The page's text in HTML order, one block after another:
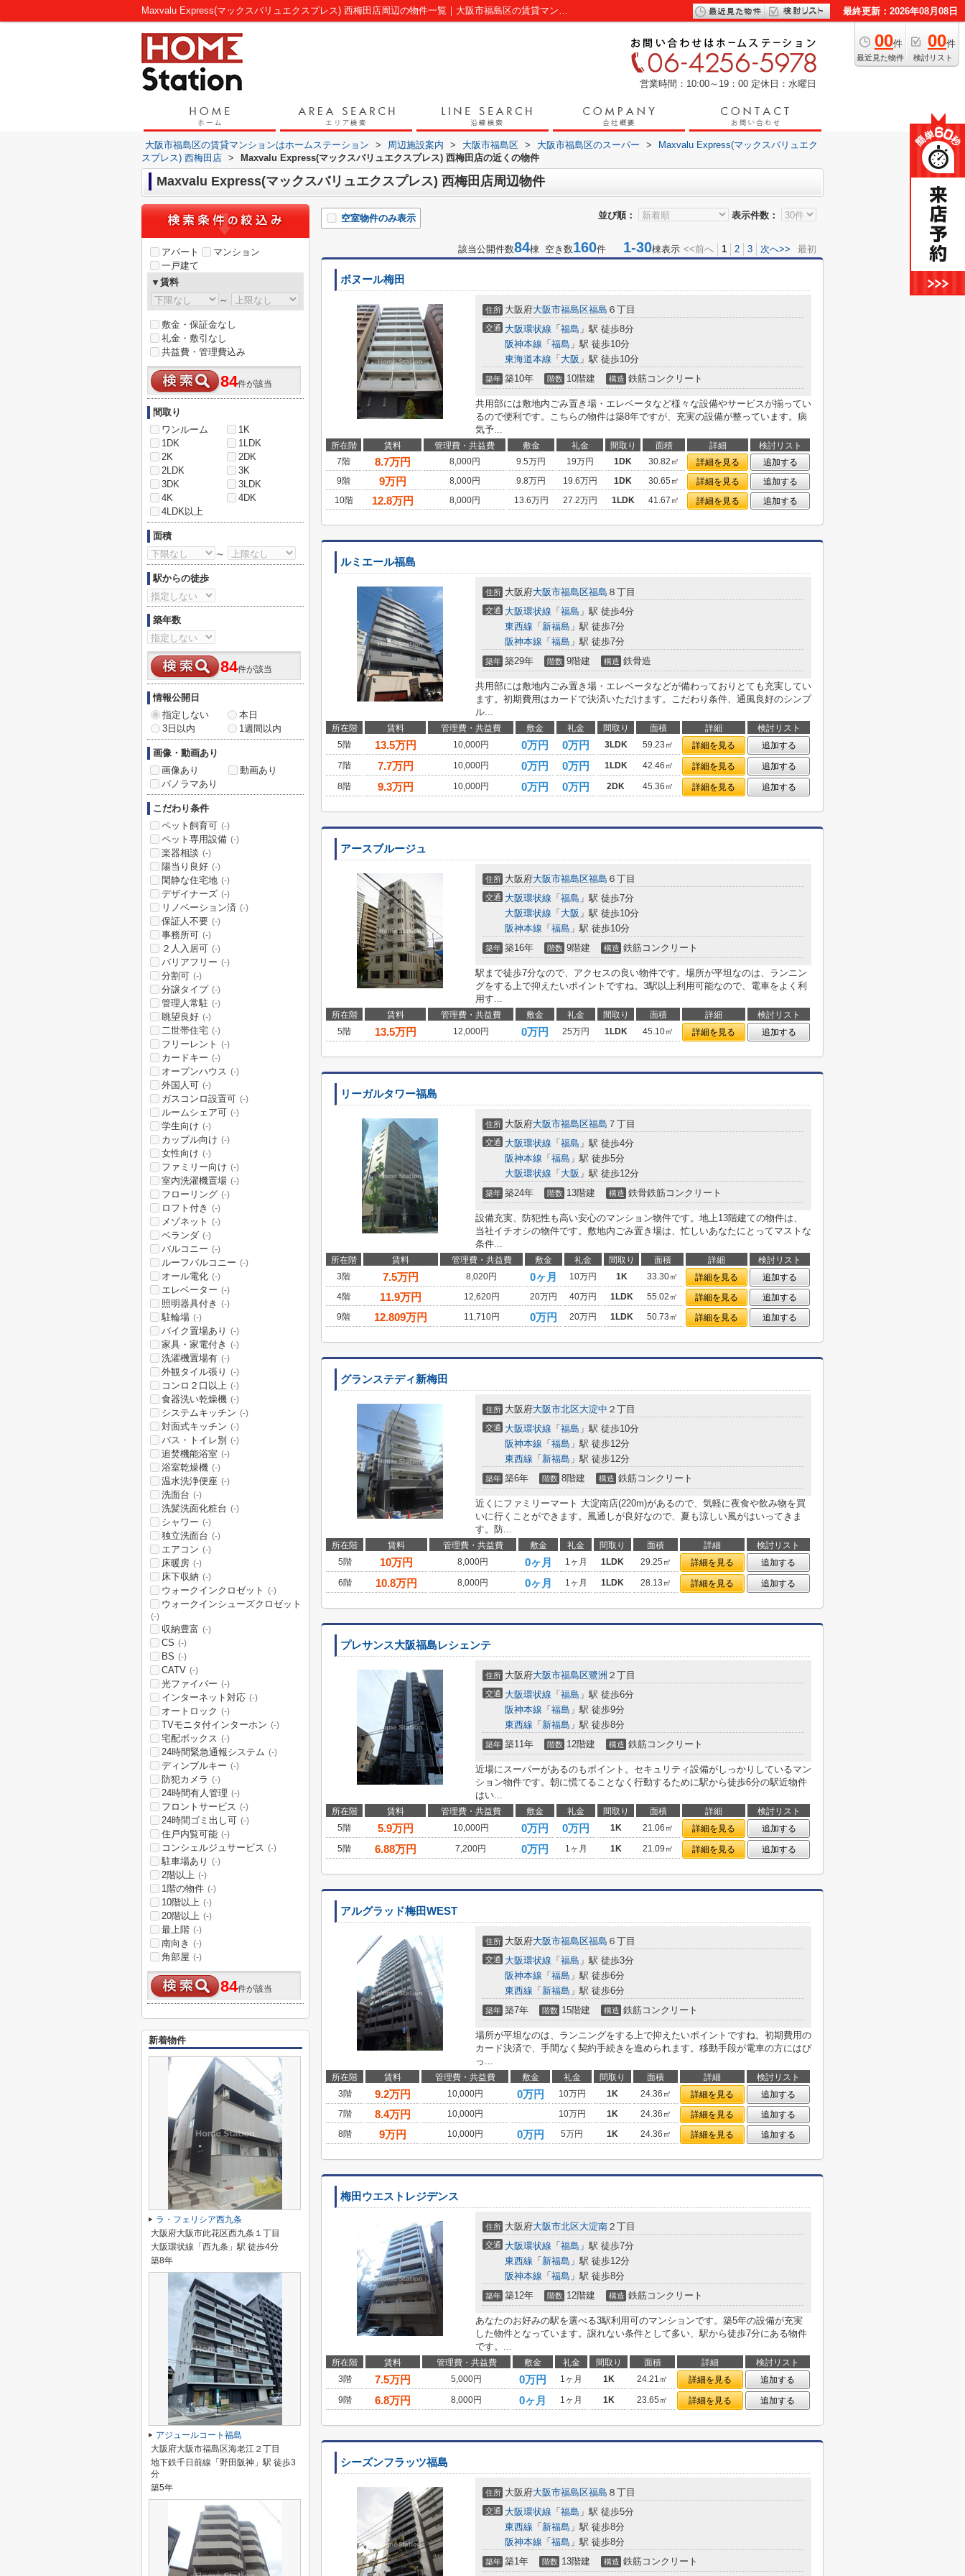
Maxvalu Express(マックスバリュエクスプレス) 西梅田店周辺の物件一覧｜大阪市福島区の賃貸マンション｜ホームステーション 最終更新：2026年08月08日
00件
最近見た物件
00件
検討リスト
営業時間：10:00～19：00 定休日：水曜日
大阪市福島区の賃貸マンションはホームステーション > 周辺施設案内 > 大阪市福島区 > 大阪市福島区のスーパー >
Maxvalu Express(マックスバリュエク
スプレス) 西梅田店 > Maxvalu Express(マックスバリュエクスプレス) 西梅田店の近くの物件
Maxvalu Express(マックスバリュエクスプレス) 西梅田店周辺物件
並び順： 表示件数：
空室物件のみ表示
該当公開件数84棟 空き数160件 1-30棟表示 <<前へ 1 2 3 次へ>> 最初
ボヌール梅田
住所 大阪府大阪市福島区福島 ６丁目
交通 大阪環状線 「 福島 」駅 徒歩8分
阪神本線 「 福島 」駅 徒歩10分
東海道本線 「 大阪 」駅 徒歩10分
築年 築10年 階数 10階建 構造 鉄筋コンクリート
共用部には敷地内ごみ置き場・エレベータなど様々な設備やサービスが揃ってい
るので便利です。こちらの物件は築8年ですが、充実の設備が整っています。病
気予...
所在階 賃料 管理費・共益費 敷金 礼金 間取り 面積 詳細
検討リスト
7階
8.7万円 8,000円 9.5万円 19万円 1DK 30.82㎡ 詳細を見る
追加する
9階
9万円 8,000円 9.8万円 19.6万円 1DK 30.65㎡ 詳細を見る
追加する
10階
12.8万円 8,000円 13.6万円 27.2万円 1LDK 41.67㎡ 詳細を見る 追加する
ルミエール福島
住所 大阪府大阪市福島区福島 ８丁目
交通 大阪環状線 「 福島 」駅 徒歩4分
東西線 「 新福島 」駅 徒歩7分
阪神本線 「 福島 」駅 徒歩7分
築年 築29年 階数 9階建 構造 鉄骨造
共用部には敷地内ごみ置き場・エレベータなどが備わっておりとても充実してい
ます。初期費用はカードで決済いただけます。こだわり条件、通風良好のシンプ
ル...
所在階 賃料 管理費・共益費 敷金 礼金 間取り 面積 詳細
検討リスト
5階
13.5万円 10,000円 0万円 0万円 3LDK 59.23㎡ 詳細を見る
追加する
7階
7.7万円 10,000円 0万円 0万円 1LDK 42.46㎡ 詳細を見る
追加する
8階
9.3万円 10,000円 0万円 0万円 2DK 45.36㎡ 詳細を見る 追加する
アースブルージュ
住所 大阪府大阪市福島区福島 ６丁目
交通 大阪環状線 「 福島 」駅 徒歩7分
大阪環状線 「 大阪 」駅 徒歩10分
阪神本線 「 福島 」駅 徒歩10分
築年 築16年 階数 9階建 構造 鉄筋コンクリート
駅まで徒歩7分なので、アクセスの良い物件です。場所が平坦なのは、ランニン
グをする上で抑えたいポイントですね。3駅以上利用可能なので、電車をよく利
用す...
所在階 賃料 管理費・共益費 敷金 礼金 間取り 面積 詳細
検討リスト
5階
13.5万円 12,000円 0万円 25万円 1LDK 45.10㎡ 詳細を見る 追加する
リーガルタワー福島
住所 大阪府大阪市福島区福島 ７丁目
交通 大阪環状線 「 福島 」駅 徒歩4分
阪神本線 「 福島 」駅 徒歩5分
大阪環状線 「 大阪 」駅 徒歩12分
築年 築24年 階数 13階建 構造 鉄骨鉄筋コンクリート
設備充実、防犯性も高い安心のマンション物件です。地上13階建ての物件は、
当社イチオシの物件です。敷地内ごみ置き場は、忙しいあなたにとってマストな
条件...
所在階 賃料 管理費・共益費 敷金 礼金 間取り 面積 詳細
検討リスト
3階
7.5万円 8,020円 0ヶ月 10万円 1K 33.30㎡ 詳細を見る
追加する
4階
11.9万円 12,620円 20万円 40万円 1LDK 55.02㎡ 詳細を見る
追加する
9階
12.809万円 11,710円 0万円 20万円 1LDK 50.73㎡ 詳細を見る 追加する
グランステディ新梅田
住所 大阪府大阪市北区大淀中 ２丁目
交通 大阪環状線 「 福島 」駅 徒歩10分
阪神本線 「 福島 」駅 徒歩12分
東西線 「 新福島 」駅 徒歩12分
築年 築6年 階数 8階建 構造 鉄筋コンクリート
近くにファミリーマート 大淀南店(220m)があるので、気軽に夜食や飲み物を買
いに行くことができます。風通しが良好なので、夏も涼しい風がはいってきま
す。防...
所在階 賃料 管理費・共益費 敷金 礼金 間取り 面積 詳細
検討リスト
5階
10万円 8,000円 0ヶ月 1ヶ月 1LDK 29.25㎡ 詳細を見る
追加する
6階
10.8万円 8,000円 0ヶ月 1ヶ月 1LDK 28.13㎡ 詳細を見る 追加する
プレサンス大阪福島レシェンテ
住所 大阪府大阪市福島区鷺洲 ２丁目
交通 大阪環状線 「 福島 」駅 徒歩6分
阪神本線 「 福島 」駅 徒歩9分
東西線 「 新福島 」駅 徒歩8分
築年 築11年 階数 12階建 構造 鉄筋コンクリート
近場にスーパーがあるのもポイント。セキュリティ設備がしっかりしているマン
ション物件です。朝に慌てることなく行動するために駅から徒歩6分の駅近物件
はい...
所在階 賃料 管理費・共益費 敷金 礼金 間取り 面積 詳細
検討リスト
5階
5.9万円 10,000円 0万円 0万円 1K 21.06㎡ 詳細を見る
追加する
5階
6.88万円 7,200円 0万円 1ヶ月 1K 21.09㎡ 詳細を見る 追加する
アルグラッド梅田WEST
住所 大阪府大阪市福島区福島 ６丁目
交通 大阪環状線 「 福島 」駅 徒歩3分
阪神本線 「 福島 」駅 徒歩6分
東西線 「 新福島 」駅 徒歩6分
築年 築7年 階数 15階建 構造 鉄筋コンクリート
場所が平坦なのは、ランニングをする上で抑えたいポイントですね。初期費用の
カード決済で、手間なく契約手続きを進められます。移動手段が電車の方にはぴ
っ...
所在階 賃料 管理費・共益費 敷金 礼金 間取り 面積 詳細
検討リスト
3階
9.2万円 10,000円 0万円 10万円 1K 24.36㎡ 詳細を見る
追加する
7階
8.4万円 10,000円 10万円 1K 24.36㎡ 詳細を見る
追加する
8階
9万円 10,000円 0万円 5万円 1K 24.36㎡ 詳細を見る 追加する
梅田ウエストレジデンス
住所 大阪府大阪市北区大淀南 ２丁目
交通 大阪環状線 「 福島 」駅 徒歩7分
東西線 「 新福島 」駅 徒歩12分
阪神本線 「 福島 」駅 徒歩8分
築年 築12年 階数 12階建 構造 鉄筋コンクリート
あなたのお好みの駅を選べる3駅利用可のマンションです。築5年の設備が充実
した物件となっています。譲れない条件として多い、駅から徒歩7分にある物件
です。...
所在階 賃料 管理費・共益費 敷金 礼金 間取り 面積 詳細
検討リスト
3階
7.5万円 5,000円 0万円 1ヶ月 1K 24.21㎡ 詳細を見る
追加する
9階
6.8万円 8,000円 0ヶ月 1ヶ月 1K 23.65㎡ 詳細を見る 追加する
シーズンフラッツ福島
住所 大阪府大阪市福島区福島 ８丁目
交通 大阪環状線 「 福島 」駅 徒歩5分
東西線 「 新福島 」駅 徒歩8分
阪神本線 「 福島 」駅 徒歩8分
築年 築1年 階数 13階建 構造 鉄筋コンクリート
アパート
マンション
一戸建て
▼賃料
～
敷金・保証金なし
礼金・敷引なし
共益費・管理費込み
84件が該当
間取り
ワンルーム
1K
1DK
1LDK
2K
2DK
2LDK
3K
3DK
3LDK
4K
4DK
4LDK以上
面積
～
駅からの徒歩
築年数
84件が該当
情報公開日
指定しない
本日
3日以内
1週間以内
画像・動画あり
画像あり
動画あり
パノラマあり
こだわり条件
ペット飼育可 (-)
ペット専用設備 (-)
楽器相談 (-)
陽当り良好 (-)
閑静な住宅地 (-)
デザイナーズ (-)
リノベーション済 (-)
保証人不要 (-)
事務所可 (-)
２人入居可 (-)
バリアフリー (-)
分割可 (-)
分譲タイプ (-)
管理人常駐 (-)
眺望良好 (-)
二世帯住宅 (-)
フリーレント (-)
カードキー (-)
オープンハウス (-)
外国人可 (-)
ガスコンロ設置可 (-)
ルームシェア可 (-)
学生向け (-)
カップル向け (-)
女性向け (-)
ファミリー向け (-)
室内洗濯機置場 (-)
フローリング (-)
ロフト付き (-)
メゾネット (-)
ベランダ (-)
バルコニー (-)
ルーフバルコニー (-)
オール電化 (-)
エレベーター (-)
照明器具付き (-)
駐輪場 (-)
バイク置場あり (-)
家具・家電付き (-)
洗濯機置場有 (-)
外観タイル張り (-)
コンロ２口以上 (-)
食器洗い乾燥機 (-)
システムキッチン (-)
対面式キッチン (-)
バス・トイレ別 (-)
追焚機能浴室 (-)
浴室乾燥機 (-)
温水洗浄便座 (-)
洗面台 (-)
洗髪洗面化粧台 (-)
シャワー (-)
独立洗面台 (-)
エアコン (-)
床暖房 (-)
床下収納 (-)
ウォークインクロゼット (-)
ウォークインシューズクロゼット
(-)
収納豊富 (-)
CS (-)
BS (-)
CATV (-)
光ファイバー (-)
インターネット対応 (-)
オートロック (-)
TVモニタ付インターホン (-)
宅配ボックス (-)
24時間緊急通報システム (-)
ディンプルキー (-)
防犯カメラ (-)
24時間有人管理 (-)
フロントサービス (-)
24時間ゴミ出し可 (-)
住戸内覧可能 (-)
コンシェルジュサービス (-)
駐車場あり (-)
2階以上 (-)
1階の物件 (-)
10階以上 (-)
20階以上 (-)
最上階 (-)
南向き (-)
角部屋 (-)
84件が該当
新着物件
ラ・フェリシア西九条
大阪府大阪市此花区西九条１丁目
大阪環状線「西九条」駅 徒歩4分
築8年
アジュールコート福島
大阪府大阪市福島区海老江２丁目
地下鉄千日前線「野田阪神」駅 徒歩3
分
築5年